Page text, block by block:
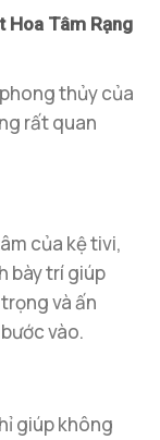
Hoa Tâm Rạng
thủy của
rất quan
của kệ tivi,
bày trí giúp
và ấn
vào.
giúp không